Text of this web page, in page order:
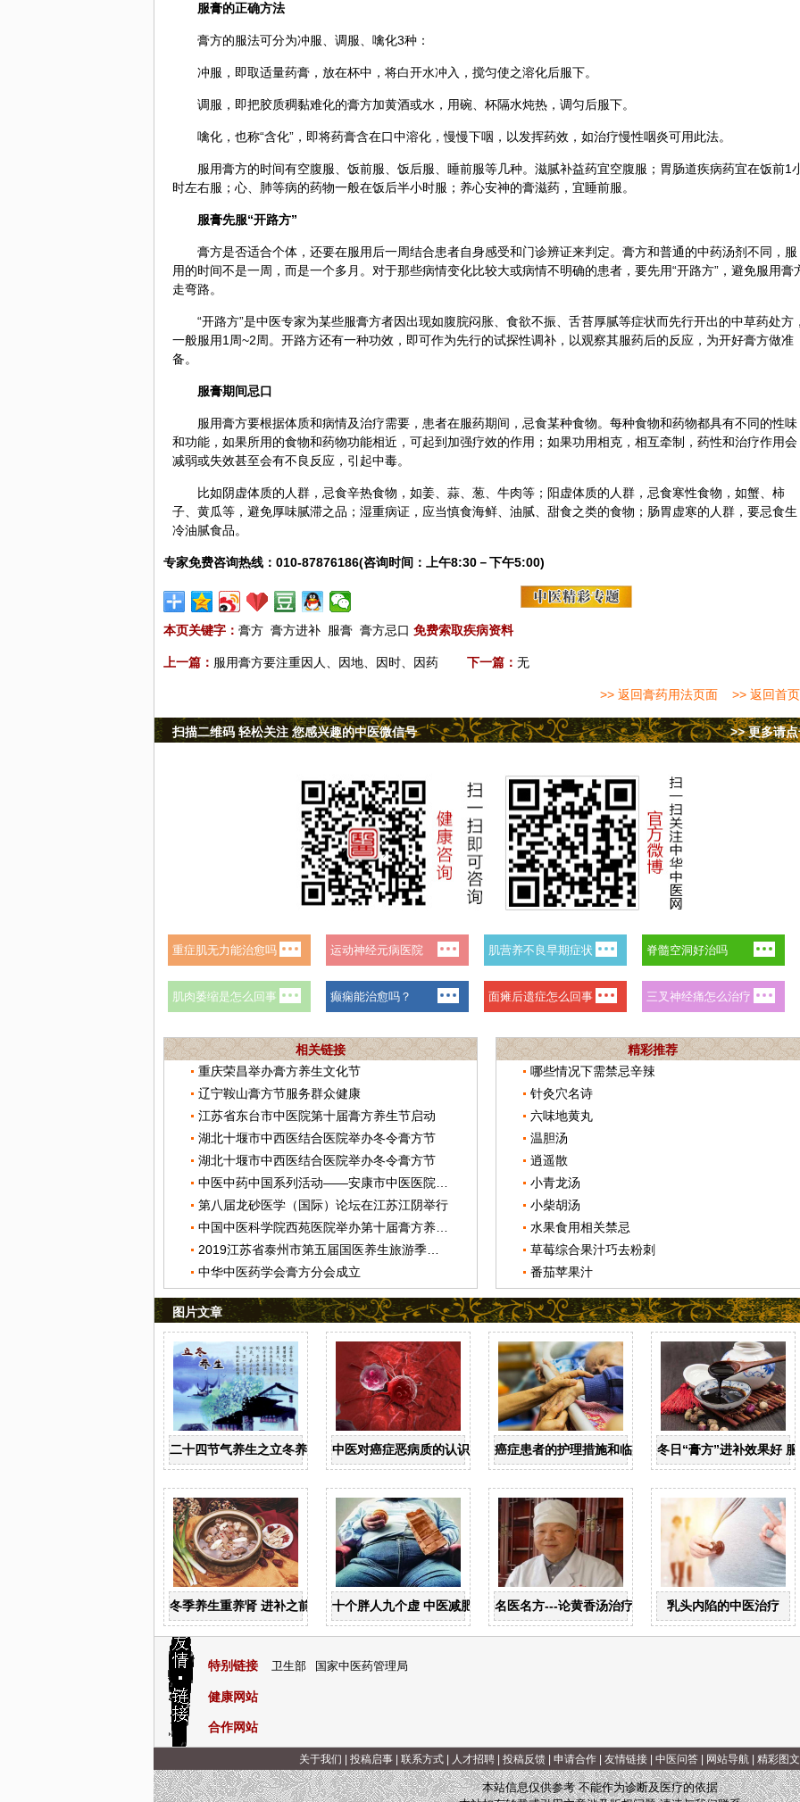
服膏的正确方法
膏方的服法可分为冲服、调服、噙化3种：
冲服，即取适量药膏，放在杯中，将白开水冲入，搅匀使之溶化后服下。
调服，即把胶质稠黏难化的膏方加黄酒或水，用碗、杯隔水炖热，调匀后服下。
噙化，也称“含化”，即将药膏含在口中溶化，慢慢下咽，以发挥药效，如治疗慢性咽炎可用此法。
服用膏方的时间有空腹服、饭前服、饭后服、睡前服等几种。滋腻补益药宜空腹服；胃肠道疾病药宜在饭前1
时左右服；心、肺等病的药物一般在饭后半小时服；养心安神的膏滋药，宜睡前服。
服膏先服“开路方”
膏方是否适合个体，还要在服用后一周结合患者自身感受和门诊辨证来判定。膏方和普通的中药汤剂不同，服
用的时间不是一周，而是一个多月。对于那些病情变化比较大或病情不明确的患者，要先用“开路方”，避免服用膏
走弯路。
“开路方”是中医专家为某些服膏方者因出现如腹脘闷胀、食欲不振、舌苔厚腻等症状而先行开出的中草药处方
一般服用1周~2周。开路方还有一种功效，即可作为先行的试探性调补，以观察其服药后的反应，为开好膏方做准
备。
服膏期间忌口
服用膏方要根据体质和病情及治疗需要，患者在服药期间，忌食某种食物。每种食物和药物都具有不同的性味
和功能，如果所用的食物和药物功能相近，可起到加强疗效的作用；如果功用相克，相互牵制，药性和治疗作用会
减弱或失效甚至会有不良反应，引起中毒。
比如阴虚体质的人群，忌食辛热食物，如姜、蒜、葱、牛肉等； 阳虚体质的人群，忌食寒性食物，如蟹、柿
子、黄瓜等，避免厚味腻滞之品；湿重病证，应当慎食海鲜、油腻、甜食之类的食物；肠胃虚寒的人群，要忌食生
冷油腻食品。
专家免费咨询热线：010-87876186(咨询时间：上午8:30－下午5:00)
本页关键字： 膏方 膏方进补 服膏 膏方忌口 免费索取疾病资料
上一篇： 服用膏方要注重因人、因地、因时、因药 下一篇： 无
>> 返回膏药用法页面 >> 返回首页
>> 更多请
扫描二维码 轻松关注 您感兴趣的中医微信号
相关链接
重庆荣昌举办膏方养生文化节
辽宁鞍山膏方节服务群众健康
江苏省东台市中医院第十届膏方养生节启动
湖北十堰市中西医结合医院举办冬令膏方节
湖北十堰市中西医结合医院举办冬令膏方节
第八届龙砂医学（国际）论坛在江苏江阴举行
中华中医药学会膏方分会成立
精彩推荐
哪些情况下需禁忌辛辣
针灸穴名诗
六味地黄丸
温胆汤
逍遥散
小青龙汤
小柴胡汤
水果食用相关禁忌
草莓综合果汁巧去粉刺
番茄苹果汁
图片文章
二十四节气养生之立冬养生 中医对癌症恶病质的认识与治疗癌症患者的护理措施和临终关怀冬日“膏方”进补效果好
冬季养生重养肾 进补之前分阴阳十个胖人九个虚 中医减肥要“扶阳”名医名方---论黄香汤治疗慢性胃炎乳头内陷的中医治疗
特别链接 卫生部 国家中医药管理局
健康网站
合作网站
关于我们 投稿启事| 联系方式| 人才招聘| 投稿反馈| 申请合作| 友情链接| 中医问答| 网站导航| 精彩图文
本站信息仅供参考 不能作为诊断及医疗的依据